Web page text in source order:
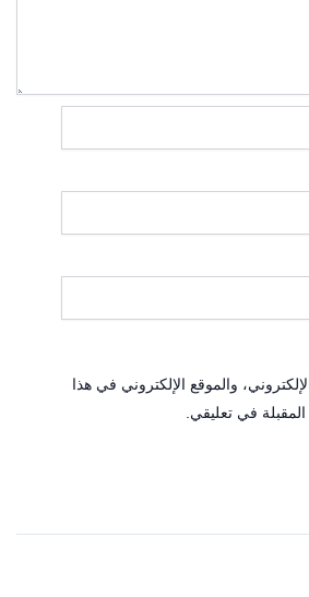
والموقع الإلكتروني في هذا
في تعليقي.